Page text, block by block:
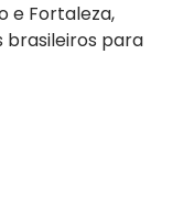
e Fortaleza,
brasileiros para